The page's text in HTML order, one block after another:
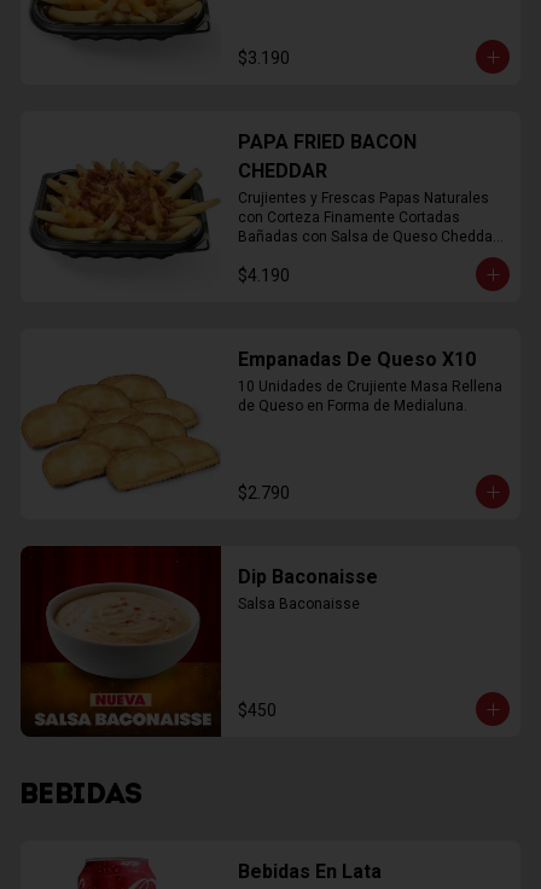
$3.190
PAPA FRIED BACON
CHEDDAR
Crujientes y Frescas Papas Naturales
con Corteza Finamente Cortadas
Bañadas con Salsa de Queso Cheddar
$4.190
Empanadas De Queso X10
10 Unidades de Crujiente Masa Rellena
de Queso en Forma de Medialuna.
$2.790
Dip Baconaisse
Salsa Baconaisse
$450
BEBIDAS
Bebidas En Lata